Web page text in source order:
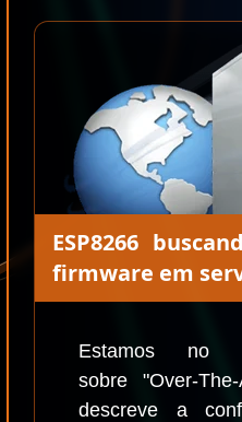
ESP8266
firmware em
Estamos no
sobre "Over-
descreve a